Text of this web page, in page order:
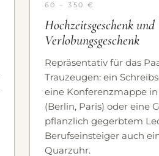
60 – 350 €
Hochzeitsgeschenk und
Verlobungsgeschenk
Repräsentativ für das
Trauzeugen: ein
eine Konferenzmappe
(Berlin, Paris) oder eine
pflanzlich gegerbtem
Berufseinsteiger auch
Quarzuhr.